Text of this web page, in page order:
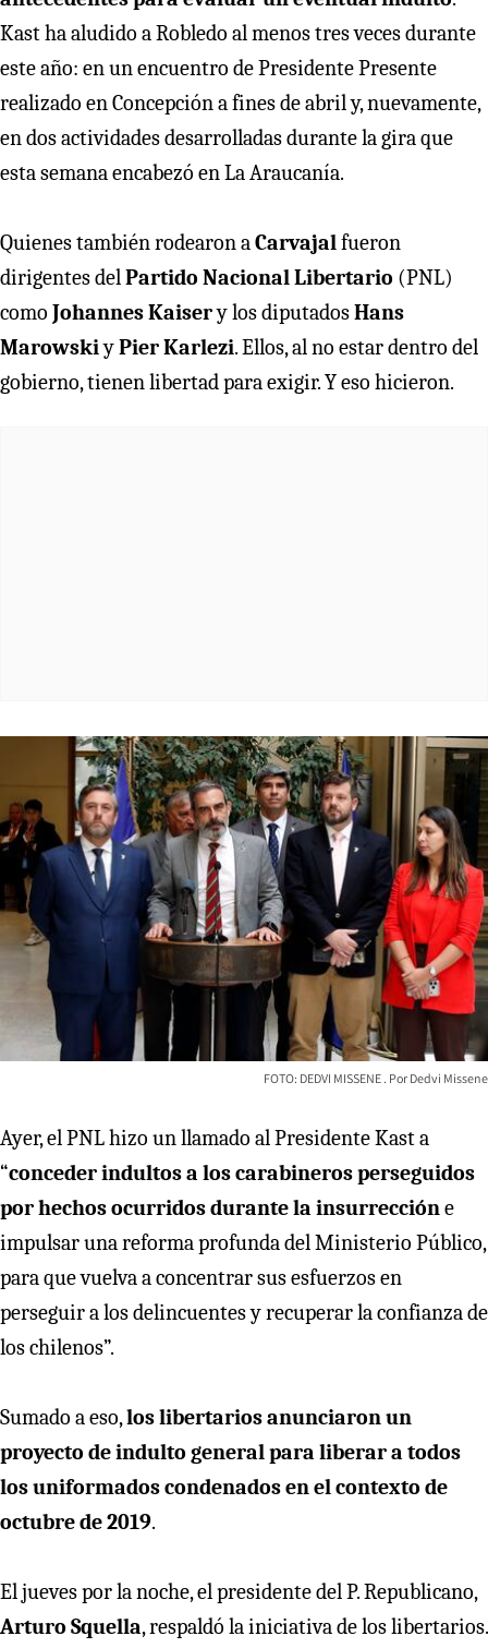
Kast ha aludido a Robledo al menos tres veces durante
este año: en un encuentro de Presidente Presente
realizado en Concepción a fines de abril y, nuevamente,
en dos actividades desarrolladas durante la gira que
esta semana encabezó en La Araucanía.
Quienes también rodearon a Carvajal fueron
dirigentes del Partido Nacional Libertario (PNL)
como Johannes Kaisery los diputadosHans
MarowskiyPier Karlezi. Ellos, al no estar dentro del
gobierno, tienen libertad para exigir. Y eso hicieron.
FOTO: DEDVI MISSENE Dedvi Missene
Ayer, el PNL hizo un llamado al Presidente Kast a
“conceder indultos a los carabineros perseguidos
por hechos ocurridos durante la insurreccióne
impulsar una reforma profunda del Ministerio Público,
para que vuelva a concentrar sus esfuerzos en
perseguir a los delincuentes y recuperar la confianza de
los chilenos”.
Sumado a eso,los libertarios anunciaron un
proyecto de indulto general para liberar a todos
los uniformados condenados en el contexto de
octubre de 2019.
El jueves por la noche, el presidente del P. Republicano,
Arturo Squella, respaldó la iniciativa de los libertarios.